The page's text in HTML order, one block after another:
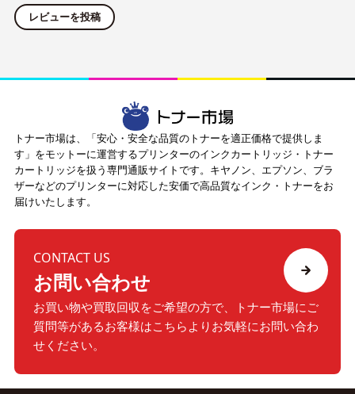
レビューを投稿
トナー市場は、「安心・安全な品質のトナーを適正価格で提供しま
す」をモットーに運営するプリンターのインクカートリッジ・トナー
カートリッジを扱う専門通販サイトです。キヤノン、エプソン、ブラ
ザーなどのプリンターに対応した安価で高品質なインク・トナーをお
届けいたします。
CONTACT US
お問い合わせ
お買い物や買取回収をご希望の方で、トナー市場にご
質問等があるお客様はこちらよりお気軽にお問い合わ
せください。